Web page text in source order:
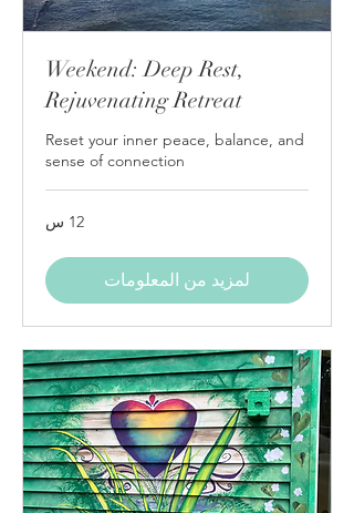
Weekend: Deep Rest,
Rejuvenating Retreat
Reset your inner peace, balance, and
sense of connection
12 س
لمزيد من المعلومات